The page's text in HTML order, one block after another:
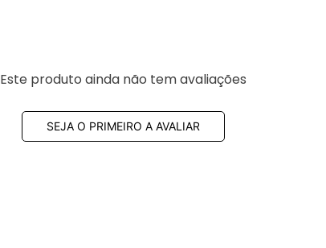
Este produto ainda não tem avaliações
SEJA O PRIMEIRO A AVALIAR